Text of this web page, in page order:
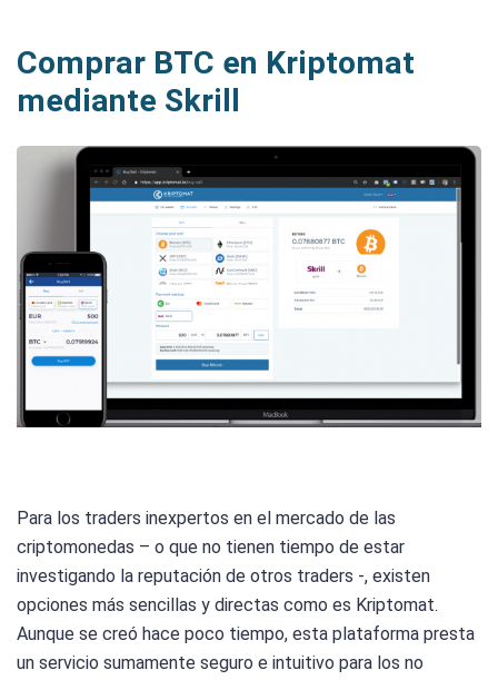
Comprar BTC en Kriptomat
mediante Skrill
Para los traders inexpertos en el mercado de las
criptomonedas – o que no tienen tiempo de estar
investigando la reputación de otros traders -, existen
opciones más sencillas y directas como es Kriptomat.
Aunque se creó hace poco tiempo, esta plataforma presta
un servicio sumamente seguro e intuitivo para los no